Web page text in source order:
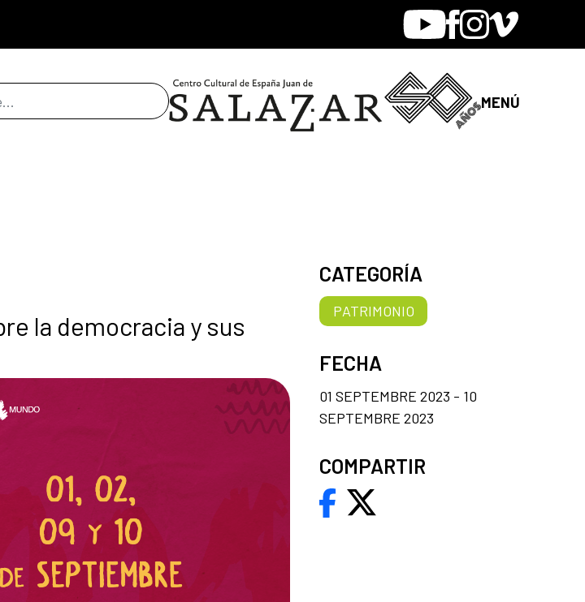
YoutubeFacebook
Instagram
Vimeo
MENÚ
la democracia y sus
CATEGORÍA
PATRIMONIO
FECHA
01 SEPTEMBRE 2023 - 10
SEPTEMBRE 2023
COMPARTIR